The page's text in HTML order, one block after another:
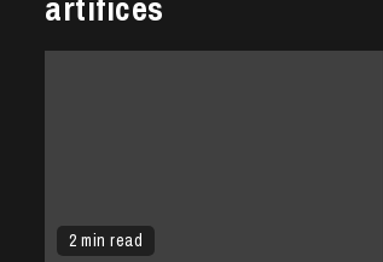
2 min read